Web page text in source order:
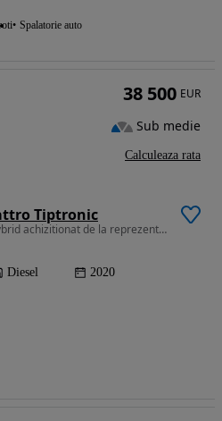
Spalatorie auto
Tiptronic
2967 cm3 • 286 CP • Audi Q7 hybrid achizitionat de la reprezentanta Audi Germania
Diesel 2020
38 500 EUR
Sub medie
Calculeaza rata